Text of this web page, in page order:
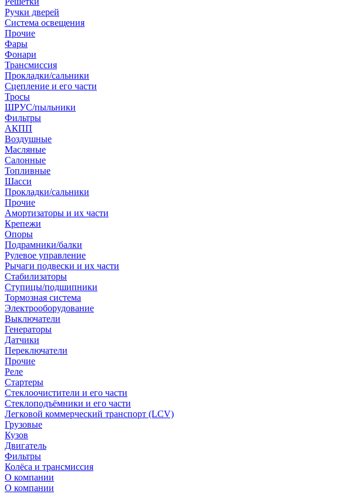
Ручки дверей
Система освещения
Прочие
Фары
Фонари
Трансмиссия
Прокладки/сальники
Сцепление и его части
Тросы
ШРУС/пыльники
Фильтры
АКПП
Воздушные
Масляные
Салонные
Топливные
Шасси
Прокладки/сальники
Прочие
Амортизаторы и их части
Крепежи
Опоры
Подрамники/балки
Рулевое управление
Рычаги подвески и их части
Стабилизаторы
Ступицы/подшипники
Тормозная система
Электрооборудование
Выключатели
Генераторы
Датчики
Переключатели
Прочие
Реле
Стартеры
Стеклоочистители и его части
Стеклоподъёмники и его части
Легковой коммерческий транспорт (LCV)
Грузовые
Кузов
Двигатель
Фильтры
Колёса и трансмиссия
О компании
О компании